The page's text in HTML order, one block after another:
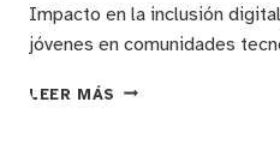
Impacto en la inclusión
jóvenes en comunidades
LEER MÁS MENTORÍA